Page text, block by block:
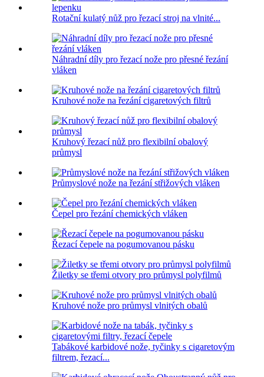
Rotační kulatý nůž pro řezací stroj na vlnité...
Náhradní díly pro řezací nože pro přesné řezání
vláken
Kruhové nože na řezání cigaretových filtrů
Kruhový řezací nůž pro flexibilní obalový
průmysl
Průmyslové nože na řezání střižových vláken
Čepel pro řezání chemických vláken
Řezací čepele na pogumovanou pásku
Žiletky se třemi otvory pro průmysl polyfilmů
Kruhové nože pro průmysl vlnitých obalů
Tabákové karbidové nože, tyčinky s cigaretovým
filtrem, řezací...